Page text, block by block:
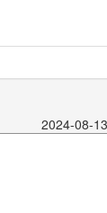
2024-08-